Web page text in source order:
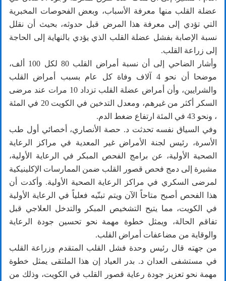
عضلة القلب منها معرفة الأسباب، وبعض الفحوصات المخبرية
التي تؤدي إلى معرفة هذا المرض قبل حدوثه، بحيث أن نقلل
نسبة الإصابة بفشل عضلة القلب الذي يؤدي بالنهاية إلى الحاجة
إلى زراعة القلب.
وأشار الضاحي إلى أن نسبة أمراض القلب 80 لكل 100 ألف،
موضحا أن نحو 4 آلاف وفاة كل عام بسبب أمراض القلب
والشرايين، وأن أمراض عضلة القلب تزداد 10 مرات عند مرضى
السكر أكثر من غيرهم، ومعدل التدخين في الكويت 20 في المئة
، ونحو 43 في المئة ارتفاع ضغط الدم.
وفي السياق نفسه تحدثت د. حصة الأنصاري، أخصائي أول طب
الأسرة، رئيس لجنة الأمراض غير المعدية في مراكز الرعاية
الصحية الأولية، عن برامج الفحص المبكر في الرعاية الأولية،
مشيرة إلى دمج فحص قصور القلب ضمن الممارسات الإكلينيكية
لمرضى السكري في مراكز الرعاية الصحية الأولية. وأكدت أن
هذا الفحص أصبح متاحاً الآن ويتم تبنّيه فعلياً في الرعاية الأولية
في الكويت، مما يتيح التشخيص المبكر والتدخل العلاجي قبل
تفاقم الحالة، ويمثل خطوة مهمة نحو تحسين جودة الرعاية
والوقاية من مضاعفات أمراض القلب.
من جهته قال رئيس وحدة فشل القلب المتقدم وزراعة القلب
في مستشفى العدان د. بدر العياد إن هذا الملتقى يمثل خطوة
مهمة نحو تعزيز جودة رعاية قصور القلب في الكويت، وذلك من